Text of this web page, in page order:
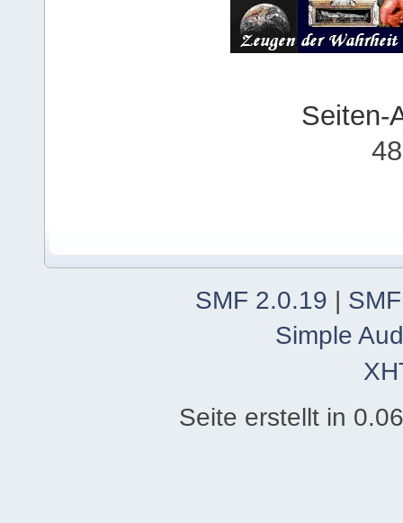
Seiten-
SMF 2.0.19
Simple
Seite erstellt in